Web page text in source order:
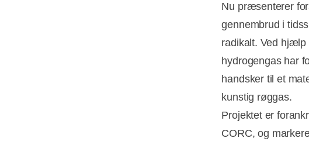
Nu præsenterer
gennembrud i
radikalt. Ved hjælp
hydrogengas har
handsker til et
kunstig røggas.
Projektet er
CORC, og